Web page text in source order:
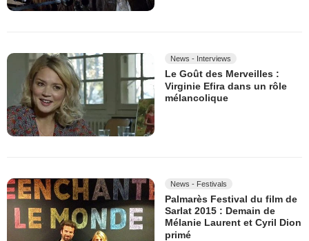
News - Interviews
Le Goût des Merveilles :
Virginie Efira dans un rôle
mélancolique
News - Festivals
Palmarès Festival du film de
Sarlat 2015 : Demain de
Mélanie Laurent et Cyril Dion
primé